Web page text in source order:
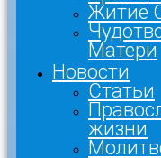
Житие
Матери
Новости
Статьи
жизни